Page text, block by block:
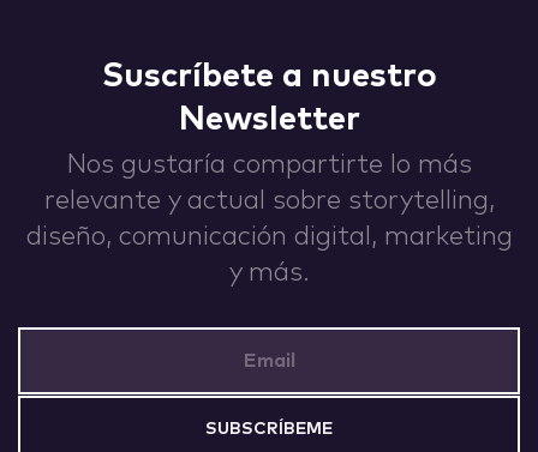
Suscríbete a nuestro
Newsletter
Nos gustaría compartirte lo más
relevante y actual sobre storytelling,
diseño, comunicación digital, marketing
y más.
hi@nett.mx